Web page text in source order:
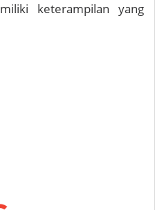
keterampilan yang